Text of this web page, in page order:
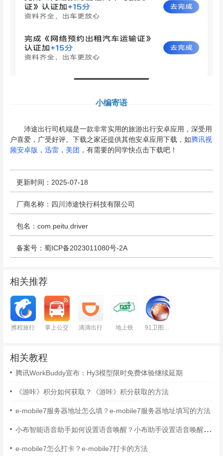
小编寄语
沛途出行司机端是一款非常实用的旅游出行安卓应用，深受用
户喜爱，广受好评。下载之家还提供其他安卓应用下载，如腾讯视
频安卓版 ， 迅雷， 美团 ，有需要的同学快点击下载吧！
更新时间：2025-07-18
厂商名称：四川沛途快行科技有限公司
包名：com.peitu.driver
备案号：蜀ICP备2023011080号-2A
相关推荐
携程旅行 掌上公交 滴滴出行 地上铁 91卫图助手
相关教程
腾讯WorkBuddy宣布：Hy3模型限时免费体验继续延期
《游咔》积分如何获取？《游咔》积分获取的方法
e-mobile7服务器地址怎么填？e-mobile7服务器地址填写的方法
小布智能语音助手如何设置语音唤醒？小布助手设置语音唤醒的方法
e-mobile7怎么打卡？e-mobile7打卡的方法